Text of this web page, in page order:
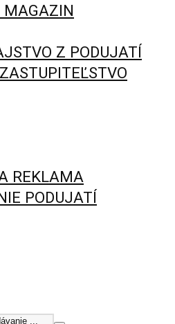
MAGAZIN
Z PODUJATÍ
REKLAMA
PODUJATÍ